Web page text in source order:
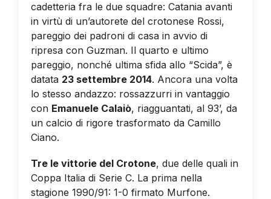
cadetteria fra le due squadre: Catania avanti
in virtù di un’autorete del crotonese Rossi,
pareggio dei padroni di casa in avvio di
ripresa con Guzman. Il quarto e ultimo
pareggio, nonché ultima sfida allo “Scida”, è
datata 23 settembre 2014. Ancora una volta
lo stesso andazzo: rossazzurri in vantaggio
con Emanuele Calaiò, riagguantati, al 93’, da
un calcio di rigore trasformato da Camillo
Ciano.
Tre le vittorie del Crotone, due delle quali in
Coppa Italia di Serie C. La prima nella
stagione 1990/91: 1-0 firmato Murfone.